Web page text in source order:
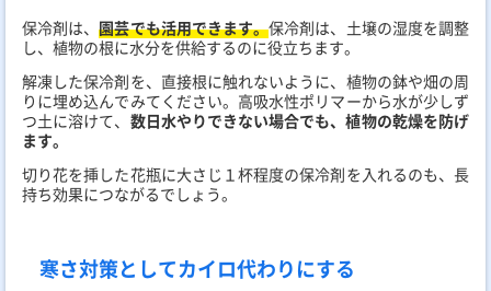
保冷剤は、園芸でも活用できます。保冷剤は、土壌の湿度を調整
し、植物の根に水分を供給するのに役立ちます。
解凍した保冷剤を、直接根に触れないように、植物の鉢や畑の周
りに埋め込んでみてください。高吸水性ポリマーから水が少しず
つ土に溶けて、 数日水やりできない場合でも、植物の乾燥を防げ
ます。
切り花を挿した花瓶に大さじ１杯程度の保冷剤を入れるのも、長
持ち効果につながるでしょう。
寒さ対策としてカイロ代わりにする